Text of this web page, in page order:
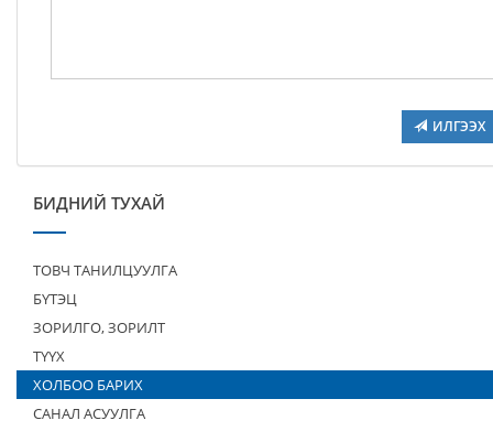
ИЛГЭЭХ
БИДНИЙ ТУХАЙ
ТОВЧ ТАНИЛЦУУЛГА
БҮТЭЦ
ЗОРИЛГО, ЗОРИЛТ
ТҮҮХ
ХОЛБОО БАРИХ
САНАЛ АСУУЛГА